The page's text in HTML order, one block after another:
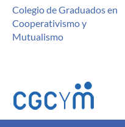
Colegio de Graduados en
Cooperativismo y
Mutualismo